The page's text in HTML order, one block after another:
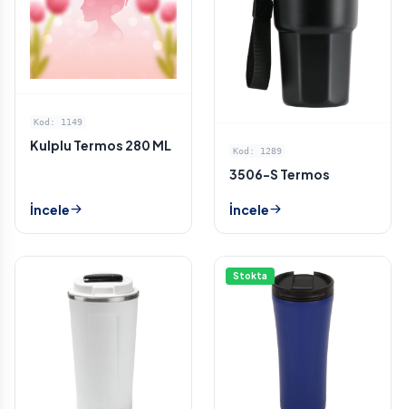
Kod: 1149
Kulplu Termos 280 ML
İncele
Kod: 1289
3506-S Termos
İncele
Stokta